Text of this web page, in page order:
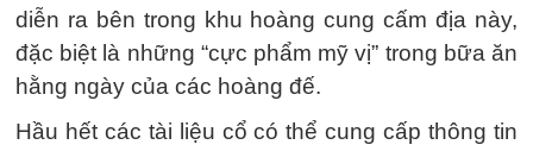
diễn ra bên trong khu hoàng cung cấm địa này,
đặc biệt là những “cực phẩm mỹ vị” trong bữa ăn
hằng ngày của các hoàng đế.
Hầu hết các tài liệu cổ có thể cung cấp thông tin